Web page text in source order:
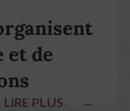
et de
LIRE PLUS →